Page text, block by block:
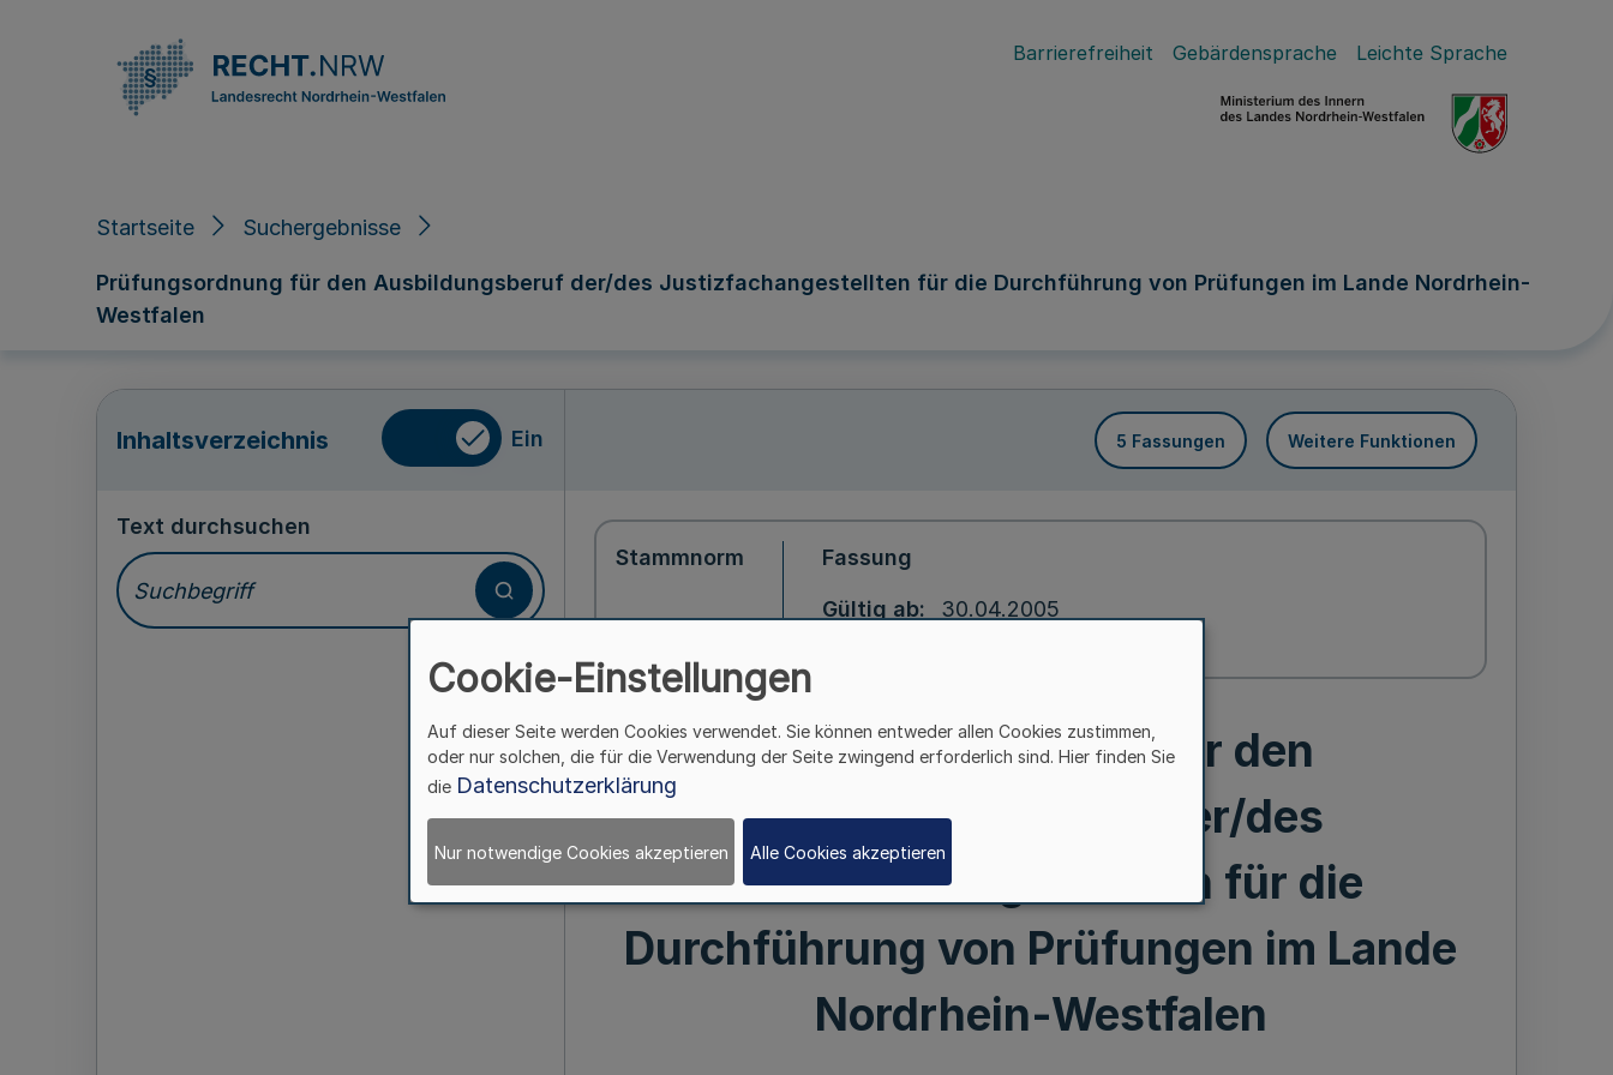
Barrierefreiheit Gebärdensprache Leichte Sprache
Startseite Suchergebnisse
Prüfungsordnung für den Ausbildungsberuf der/des Justizfachangestellten für die Durchführung von Prüfungen im Lande Nordrhein-
Westfalen
Inhaltsverzeichnis Ein 5 Fassungen Weitere Funktionen
Text durchsuchen
Stammnorm
Fassung
Gültig ab
30.04.2005
Prüfungsordnung für den
Ausbildungsberuf der/des
Justizfachangestellten für die
Durchführung von Prüfungen im Lande
Nordrhein-Westfalen
Cookie-Einstellungen
Auf dieser Seite werden Cookies verwendet. Sie können entweder allen Cookies zustimmen,
oder nur solchen, die für die Verwendung der Seite zwingend erforderlich sind. Hier finden Sie
die Datenschutzerklärung
Nur notwendige Cookies akzeptieren Alle Cookies akzeptieren